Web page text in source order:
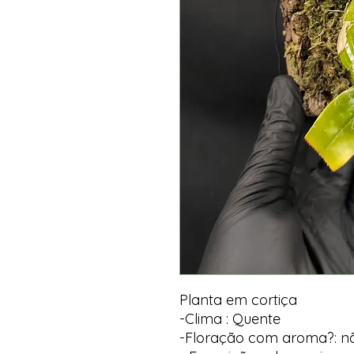
Planta em cortiça
-Clima : Quente
-Floração com aroma?: